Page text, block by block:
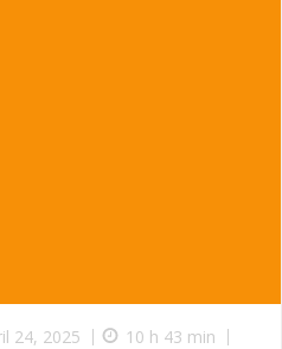
24, 2025 | 10 h 43 min |